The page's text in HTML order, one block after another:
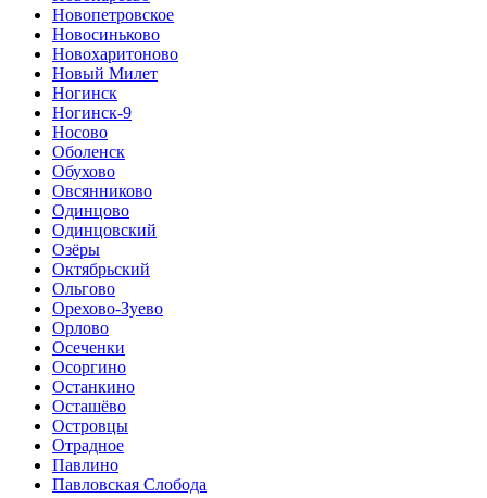
Новопетровское
Новосиньково
Новохаритоново
Новый Милет
Ногинск
Ногинск-9
Носово
Оболенск
Обухово
Овсянниково
Одинцово
Одинцовский
Озёры
Октябрьский
Ольгово
Орехово-Зуево
Орлово
Осеченки
Осоргино
Останкино
Осташёво
Островцы
Отрадное
Павлино
Павловская Слобода